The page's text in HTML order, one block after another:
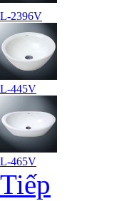
L-2396V
L-445V
L-465V
Tiếp